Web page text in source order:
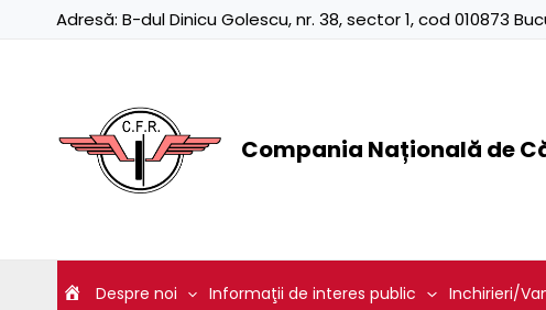
Adresă: B-dul Dinicu Golescu, nr. 38, sector 1, cod 010873
Compania Națională de
Despre noi Informaţii de interes public Inchirieri/